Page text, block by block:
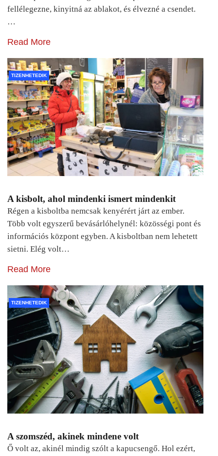
fellélegezne, kinyitná az ablakot, és élvezné a csendet.
…
Read More
TIZENHETEDIK
A kisbolt, ahol mindenki ismert mindenkit
Régen a kisboltba nemcsak kenyérért járt az ember.
Több volt egyszerű bevásárlóhelynél: közösségi pont és
információs központ egyben. A kisboltban nem lehetett
sietni. Elég volt…
Read More
TIZENHETEDIK
A szomszéd, akinek mindene volt
Ő volt az, akinél mindig szólt a kapucsengő. Hol ezért,